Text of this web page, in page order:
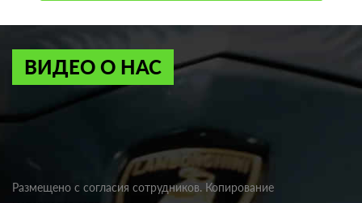
ВИДЕО О НАС
Размещено с согласия сотрудников. Копирование